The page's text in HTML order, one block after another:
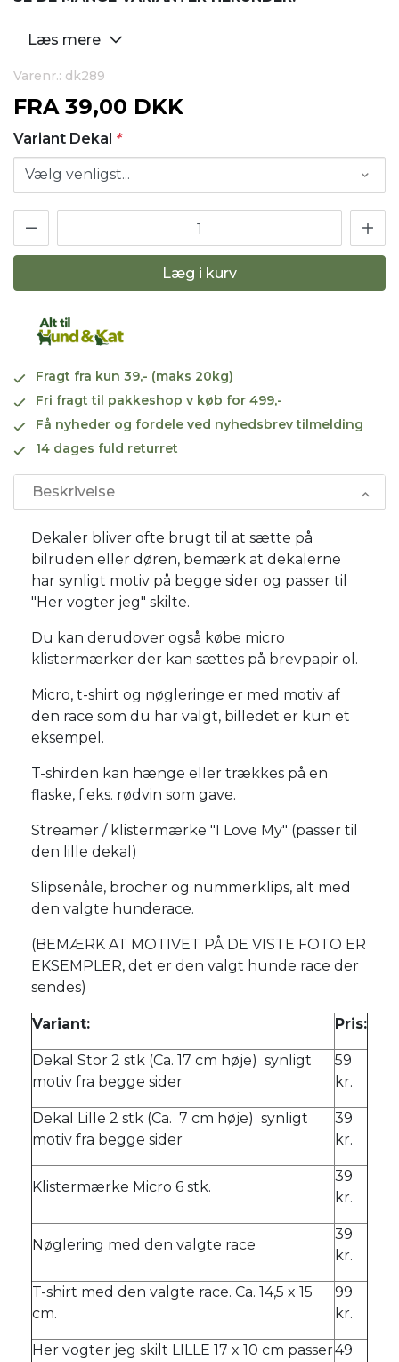
Læs mere
Varenr.: dk289
FRA 39,00 DKK
Variant Dekal *
Læg i kurv
Fragt fra kun 39,- (maks 20kg)
Fri fragt til pakkeshop v køb for 499,-
Få nyheder og fordele ved nyhedsbrev tilmelding
14 dages fuld returret
Beskrivelse
Dekaler bliver ofte brugt til at sætte på
bilruden eller døren, bemærk at dekalerne
har synligt motiv på begge sider og passer til
"Her vogter jeg" skilte.
Du kan derudover også købe micro
klistermærker der kan sættes på brevpapir ol.
Micro, t-shirt og nøgleringe er med motiv af
den race som du har valgt, billedet er kun et
eksempel.
T-shirden kan hænge eller trækkes på en
flaske, f.eks. rødvin som gave.
Streamer / klistermærke "I Love My" (passer til
den lille dekal)
Slipsenåle, brocher og nummerklips, alt med
den valgte hunderace.
(BEMÆRK AT MOTIVET PÅ DE VISTE FOTO ER
EKSEMPLER, det er den valgt hunde race der
sendes)
Variant: Pris:
Dekal Stor 2 stk (Ca. 17 cm høje) synligt
motiv fra begge sider
59
kr.
Dekal Lille 2 stk (Ca. 7 cm høje) synligt
motiv fra begge sider
39
kr.
Klistermærke Micro 6 stk.
39
kr.
Nøglering med den valgte race
39
kr.
T-shirt med den valgte race. Ca. 14,5 x 15
cm.
99
kr.
Her vogter jeg skilt LILLE 17 x 10 cm passer49